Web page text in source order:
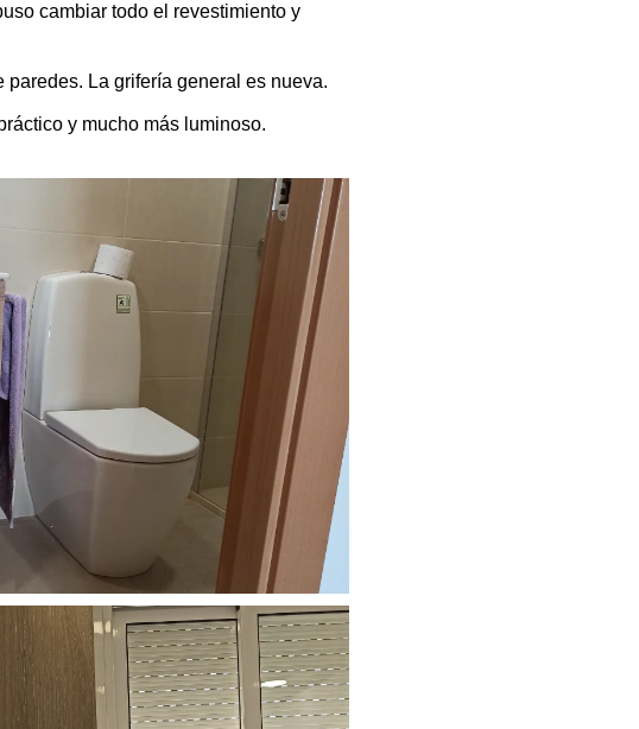
cambiar todo el revestimiento y
La grifería general es nueva.
y mucho más luminoso.